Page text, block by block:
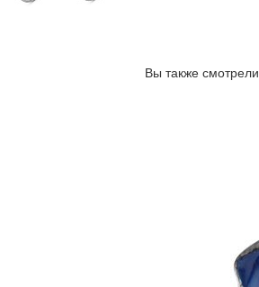
Вы также смотрели